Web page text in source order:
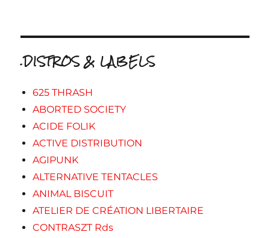
.DISTROS & LABELS
625 THRASH
ABORTED SOCIETY
ACIDE FOLIK
ACTIVE DISTRIBUTION
AGIPUNK
ALTERNATIVE TENTACLES
ANIMAL BISCUIT
ATELIER DE CRÉATION LIBERTAIRE
CONTRASZT Rds